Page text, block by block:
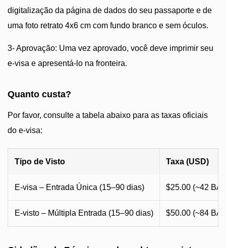
digitalização da página de dados do seu passaporte e de
uma foto retrato 4x6 cm com fundo branco e sem óculos.
3- Aprovação: Uma vez aprovado, você deve imprimir seu
e-visa e apresentá-lo na fronteira.
Quanto custa?
Por favor, consulte a tabela abaixo para as taxas oficiais
do e-visa:
Tipo de Visto Taxa (USD)
E-visa – Entrada Única (15–90 dias) $25.00 (~42
E-visto – Múltipla Entrada (15–90 dias) $50.00 (~84